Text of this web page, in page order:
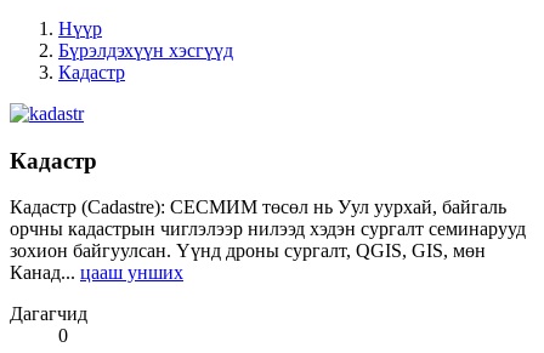
Нүүр
Бүрэлдэхүүн хэсгүүд
Кадастр
Кадастр
Кадастр (Cadastre): СЕСМИМ төсөл нь Уул уурхай, байгаль
орчны кадастрын чиглэлээр нилээд хэдэн сургалт семинарууд
зохион байгуулсан. Үүнд дроны сургалт, QGIS, GIS, мөн
Канад... цааш унших
Дагагчид
0